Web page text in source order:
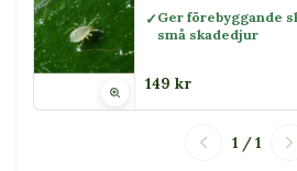
Ger förebyggande
små skadedjur
149 kr
1 / 1